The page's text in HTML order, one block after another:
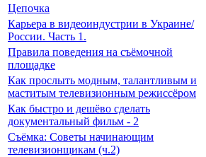
Цепочка
Карьера в видеоиндустрии в Украине/
России. Часть 1.
Правила поведения на съёмочной
площадке
Как прослыть модным, талантливым и
маститым телевизионным режиссёром
Как быстро и дешёво сделать
документальный фильм - 2
Съёмка: Советы начинающим
телевизионщикам (ч.2)